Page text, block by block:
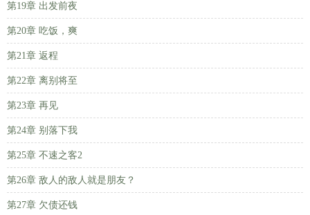
第19章 出发前夜
第20章 吃饭，爽
第21章 返程
第22章 离别将至
第23章 再见
第24章 别落下我
第25章 不速之客2
第26章 敌人的敌人就是朋友？
第27章 欠债还钱